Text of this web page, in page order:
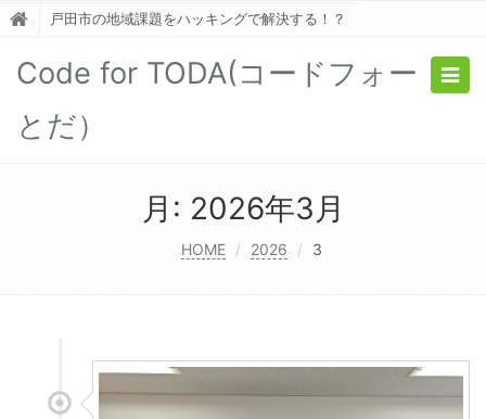
戸田市の地域課題をハッキングで解決する！？
Code for TODA(コードフォー
とだ）
月: 2026年3月
HOME 2026 3